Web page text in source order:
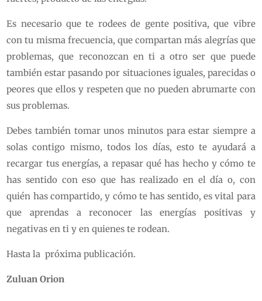
Es necesario que te rodees de gente positiva, que vibre
con tu misma frecuencia, que compartan más alegrías que
problemas, que reconozcan en ti a otro ser que puede
también estar pasando por situaciones iguales, parecidas o
peores que ellos y respeten que no pueden abrumarte con
sus problemas.
Debes también tomar unos minutos para estar siempre a
solas contigo mismo, todos los días, esto te ayudará a
recargar tus energías, a repasar qué has hecho y cómo te
has sentido con eso que has realizado en el día o, con
quién has compartido, y cómo te has sentido, es vital para
que aprendas a reconocer las energías positivas y
negativas en ti y en quienes te rodean.
Hasta la próxima publicación.
Zuluan Orion